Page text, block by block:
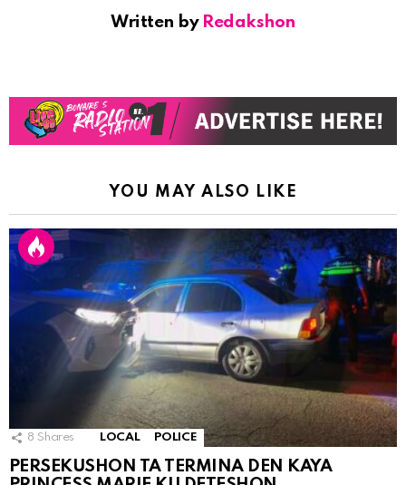
Written by Redakshon
YOU MAY ALSO LIKE
8 Shares LOCAL POLICE
PERSEKUSHON TA TERMINA DEN KAYA